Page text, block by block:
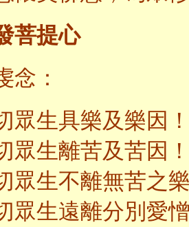
菩提心
念：
眾生具樂及樂因
眾生離苦及苦因
眾生不離無苦之
眾生遠離分別愛